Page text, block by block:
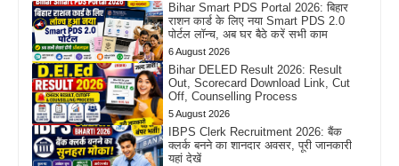
Bihar Smart PDS Portal 2026: बिहार
राशन कार्ड के लिए नया Smart PDS 2.0
पोर्टल लॉन्च, अब घर बैठे करें सभी काम
6 August 2026
Bihar DELED Result 2026: Result
Out, Scorecard Download Link, Cut
Off, Counselling Process
5 August 2026
IBPS Clerk Recruitment 2026: बैंक
क्लर्क बनने का शानदार अवसर, पूरी जानकारी
यहां देखें